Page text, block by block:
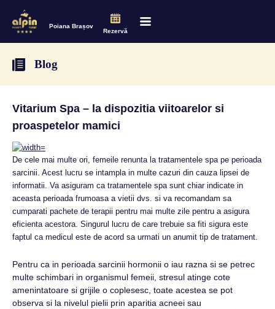
Poiana Brașov
Rezervă
Blog
Vitarium Spa – la dispozitia viitoarelor si
proaspetelor mamici
De cele mai multe ori, femeile renunta la tratamentele spa pe perioada
sarcinii. Acest lucru se intampla in multe cazuri din cauza lipsei de
informatii. Va asiguram ca tratamentele spa sunt chiar indicate in
aceasta perioada frumoasa a vietii dvs. si va recomandam sa
cumparati pachete de terapii pentru mai multe zile pentru a asigura
eficienta acestora. Singurul lucru de care trebuie sa fiti sigura este
faptul ca medicul este de acord sa urmati un anumit tip de tratament.
Pentru ca in perioada sarcinii hormonii o iau razna si se petrec
multe schimbari in organismul femeii, stresul atinge cote
amenintatoare si grijile o coplesesc, toate acestea se pot
observa si la nivelul pielii prin aparitia acneei sau